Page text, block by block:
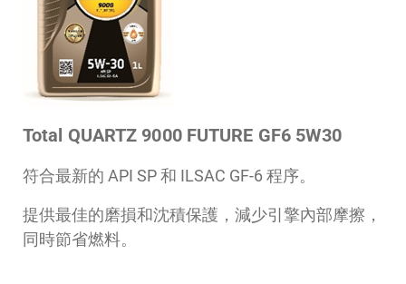
Total QUARTZ 9000 FUTURE GF6 5W30
符合最新的 API SP 和 ILSAC GF-6 程序。
提供最佳的磨損和沈積保護，減少引擎內部摩擦，
同時節省燃料。